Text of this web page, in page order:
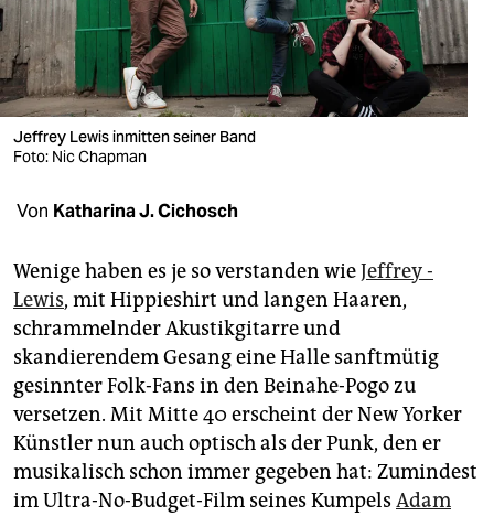
nord
wahrheit
verlag
verlag
veranstaltungen
fragen & hilfe
unterstützen
abo
genossenschaft
epaper login
Jeffrey Lewis inmitten seiner Band
Foto: Nic Chapman
Von Katharina J. Cichosch
Wenige haben es je so verstanden wieJeffrey ­
Lewis, mit Hippieshirt und langen Haaren,
schrammelnder Akustikgitarre und
skandierendem Gesang eine Halle sanftmütig
gesinnter Folk-Fans in den Beinahe-Pogo zu
versetzen. Mit Mitte 40 erscheint der New Yorker
Künstler nun auch optisch als der Punk, den er
musikalisch schon immer gegeben hat: Zumindest
im Ultra-No-Budget-Film seines Kumpels Adam